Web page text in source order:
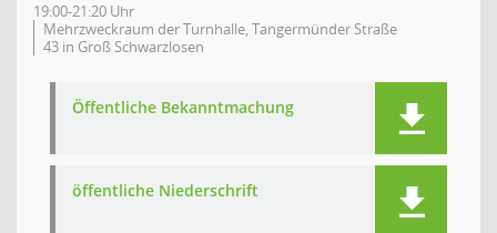
19:00-21:20 Uhr
Mehrzweckraum der Turnhalle, Tangermünder Straße
43 in Groß Schwarzlosen
Öffentliche Bekanntmachung
öffentliche Niederschrift